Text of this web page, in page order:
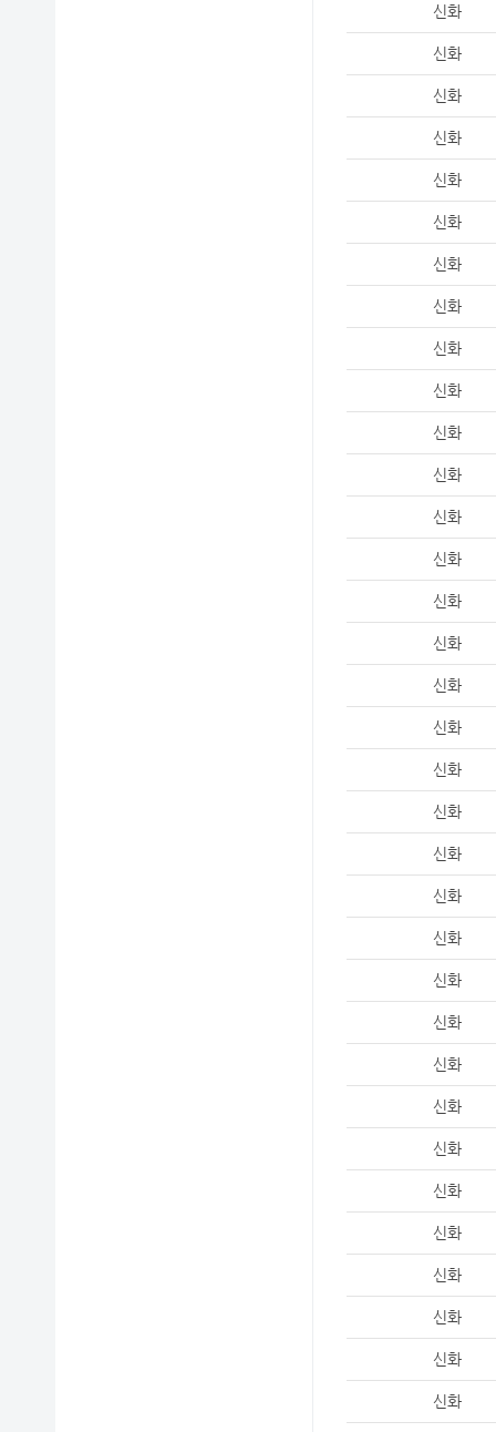
신화
신화
신화
신화
신화
신화
신화
신화
신화
신화
신화
신화
신화
신화
신화
신화
신화
신화
신화
신화
신화
신화
신화
신화
신화
신화
신화
신화
신화
신화
신화
신화
신화
신화